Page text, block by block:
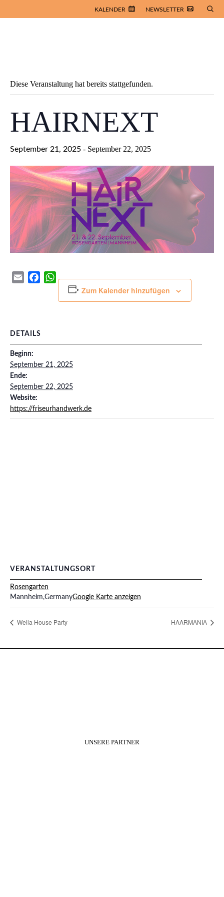
KALENDER NEWSLETTER
Diese Veranstaltung hat bereits stattgefunden.
HAIRNEXT
September 21, 2025 - September 22, 2025
EmailFacebook
Zum Kalender hinzufügen
DETAILS
Beginn:
September 21, 2025
Ende:
September 22, 2025
Website:
https://friseurhandwerk.de
VERANSTALTUNGSORT
Rosengarten
Mannheim,GermanyGoogle Karte anzeigen
Wella House Party HAARMANIA
UNSERE PARTNER